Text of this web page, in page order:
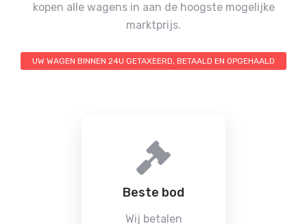
kopen alle wagens in aan de hoogste mogelijke
marktprijs.
UW WAGEN BINNEN 24U GETAXEERD, BETAALD EN OPGEHAALD
Beste bod
Wij betalen